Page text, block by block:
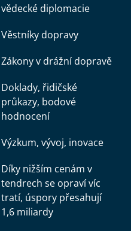
vědecké diplomacie
Věstníky dopravy
Zákony v drážní dopravě
Doklady, řidičské
průkazy, bodové
hodnocení
Výzkum, vývoj, inovace
Díky nižším cenám v
tendrech se opraví víc
tratí, úspory přesahují
1,6 miliardy